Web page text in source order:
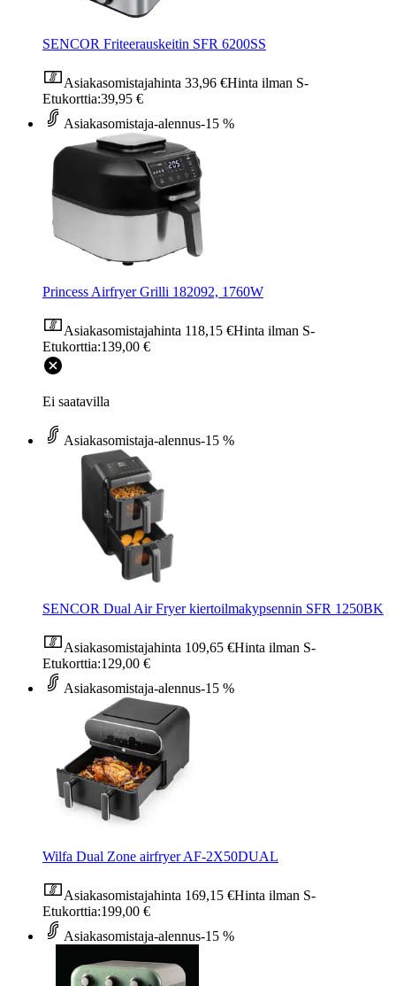
SENCOR Friteerauskeitin SFR 6200SS
Asiakasomistajahinta 33,96 €Hinta ilman S-
Etukorttia:39,95 €
Asiakasomistaja-alennus-15 %
Princess Airfryer Grilli 182092, 1760W
Asiakasomistajahinta 118,15 €Hinta ilman S-
Etukorttia:139,00 €
Ei saatavilla
Asiakasomistaja-alennus-15 %
SENCOR Dual Air Fryer kiertoilmakypsennin SFR 1250BK
Asiakasomistajahinta 109,65 €Hinta ilman S-
Etukorttia:129,00 €
Asiakasomistaja-alennus-15 %
Wilfa Dual Zone airfryer AF-2X50DUAL
Asiakasomistajahinta 169,15 €Hinta ilman S-
Etukorttia:199,00 €
Asiakasomistaja-alennus-15 %